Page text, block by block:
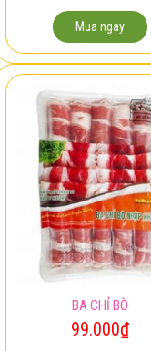
Mua ngay
BA CHỈ BÒ
99.000₫